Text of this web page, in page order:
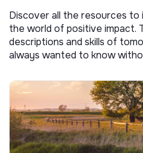
Discover all the resources to
the world of positive impact.
descriptions and skills of
always wanted to know